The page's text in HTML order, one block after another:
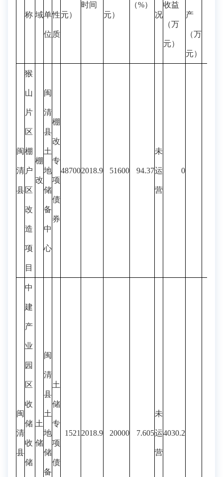
称 域单
位
元）
时间
元）
（%）
况
收益
（万
元）
产
（万
元）
性
质
闽
清
县
猴
山
片
区
棚
户
区
改
造
项
目
棚
改
闽
清
县
土
地
储
备
中
心
棚
改
专
项
债
券
487002018.9 51600 94.37
未
运
营
0
闽
清
县
中
建
产
业
园
区
收
储
收
储
土
储
闽
清
县
土
地
储
备
土
储
专
项
债
1521 2018.9 20000 7.605
未
运
营
4030.2